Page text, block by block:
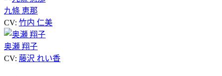
九條 恵那
CV: 竹内 仁美
奥瀬 翔子
CV: 藤沢 れい香